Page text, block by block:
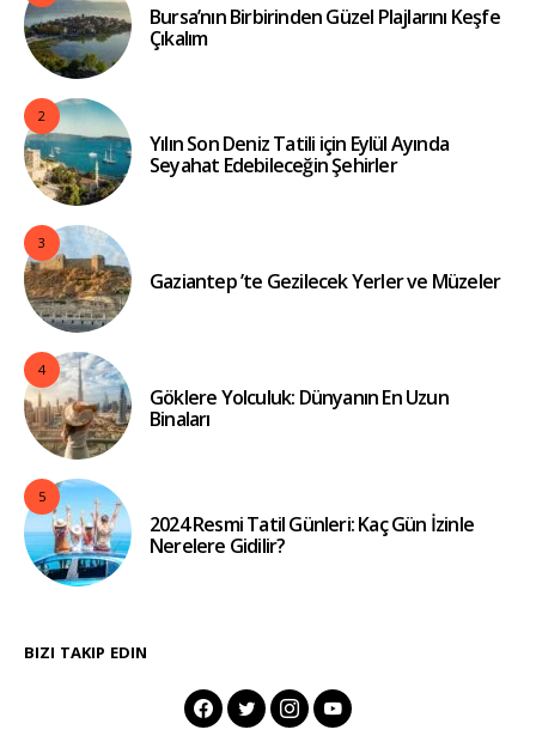
Bursa’nın Birbirinden Güzel Plajlarını Keşfe
Çıkalım
2
Yılın Son Deniz Tatili için Eylül Ayında
Seyahat Edebileceğin Şehirler
3
Gaziantep ’te Gezilecek Yerler ve Müzeler
4
Göklere Yolculuk: Dünyanın En Uzun
Binaları
5
2024 Resmi Tatil Günleri: Kaç Gün İzinle
Nerelere Gidilir?
BIZI TAKIP EDIN